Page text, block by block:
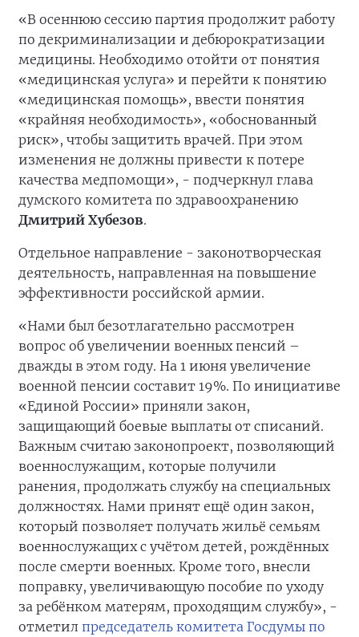
«В осеннюю сессию партия продолжит работу
по декриминализации и дебюрократизации
медицины. Необходимо отойти от понятия
«медицинская услуга» и перейти к понятию
«медицинская помощь», ввести понятия
«крайняя необходимость», «обоснованный
риск», чтобы защитить врачей. При этом
изменения не должны привести к потере
качества медпомощи», - подчеркнул глава
думского комитета по здравоохранению
Дмитрий Хубезов.
Отдельное направление - законотворческая
деятельность, направленная на повышение
эффективности российской армии.
«Нами был безотлагательно рассмотрен
вопрос об увеличении военных пенсий –
дважды в этом году. На 1 июня увеличение
военной пенсии составит 19%. По инициативе
«Единой России» приняли закон,
защищающий боевые выплаты от списаний.
Важным считаю законопроект, позволяющий
военнослужащим, которые получили
ранения, продолжать службу на специальных
должностях. Нами принят ещё один закон,
который позволяет получать жильё семьям
военнослужащих с учётом детей, рождённых
после смерти военных. Кроме того, внесли
поправку, увеличивающую пособие по уходу
за ребёнком матерям, проходящим службу», -
отметил председатель комитета Госдумы по